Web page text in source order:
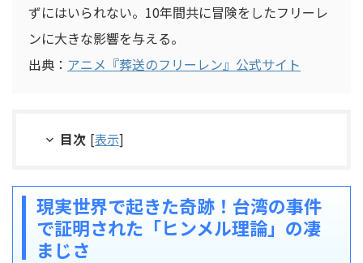
ずにはいられない。10年間共に冒険をしたフリーレ
ンに大きな影響を与える。
出典： アニメ『葬送のフリーレン』公式サイト
目次 [表示]
現実世界で起きた奇跡！台湾の事件
で証明された「ヒンメル理論」の凄
まじさ